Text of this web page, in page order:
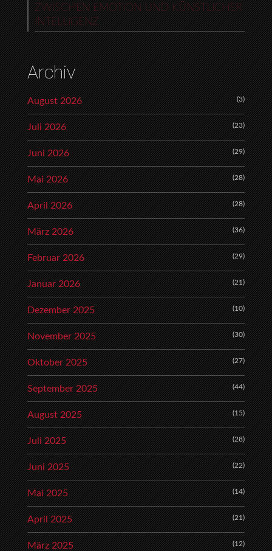
ZWISCHEN EMOTION UND KÜNSTLICHER
INTELLIGENZ
Archiv
August 2026 (3)
Juli 2026 (23)
Juni 2026 (29)
Mai 2026 (28)
April 2026 (28)
März 2026 (36)
Februar 2026 (29)
Januar 2026 (21)
Dezember 2025 (10)
November 2025 (30)
Oktober 2025 (27)
September 2025 (44)
August 2025 (15)
Juli 2025 (28)
Juni 2025 (22)
Mai 2025 (14)
April 2025 (21)
März 2025 (12)